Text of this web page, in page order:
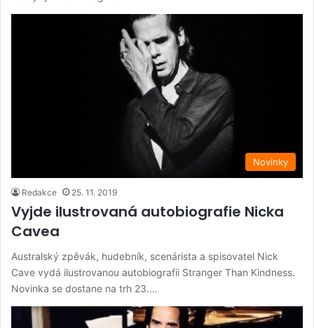
Novinky
Redakce 25. 11. 2019
Vyjde ilustrovaná autobiografie Nicka
Cavea
Australský zpěvák, hudebník, scenárista a spisovatel Nick
Cave vydá ilustrovanou autobiografii Stranger Than Kindness.
Novinka se dostane na trh 23.…